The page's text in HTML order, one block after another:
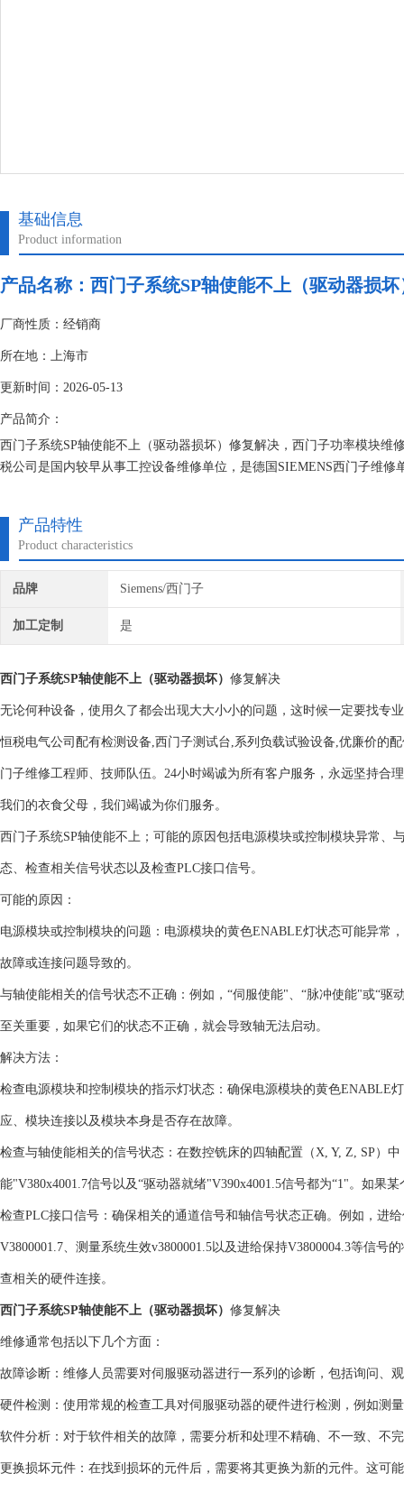
基础信息
Product information
产品名称： 西门子系统SP轴使能不上（驱动器损坏
厂商性质：经销商
所在地：上海市
更新时间：2026-05-13
产品简介：
西门子系统SP轴使能不上（驱动器损坏）修复解决，西门子功率模块
税公司是国内较早从事工控设备维修单位，是德国SIEMENS西门子维
产品特性
Product characteristics
品牌 Siemens/西门子
加工定制 是
西门子系统SP轴使能不上（驱动器损坏） 修复解决
无论何种设备，使用久了都会出现大大小小的问题，这时候一定要找专
恒税电气公司配有检测设备,西门子测试台,系列负载试验设备,优廉价的
门子维修工程师、技师队伍。24小时竭诚为所有客户服务，永远坚持
我们的衣食父母，我们竭诚为你们服务。
西门子系统SP轴使能不上；可能的原因包括电源模块或控制模块异常
态、检查相关信号状态以及检查PLC接口信号。
可能的原因：
电源模块或控制模块的问题：电源模块的黄色ENABLE灯状态可能异常
故障或连接问题导致的。
与轴使能相关的信号状态不正确：例如，“伺服使能"、“脉冲使能"或“
至关重要，如果它们的状态不正确，就会导致轴无法启动。
解决方法：
检查电源模块和控制模块的指示灯状态：确保电源模块的黄色ENABLE
应、模块连接以及模块本身是否存在故障。
检查与轴使能相关的信号状态：在数控铣床的四轴配置（X, Y, Z, SP）
能"V380x4001.7信号以及“驱动器就绪"V390x4001.5信号都为“1"。如果
检查PLC接口信号：确保相关的通道信号和轴信号状态正确。例如，进
V3800001.7、测量系统生效v3800001.5以及进给保持V3800004.3等信
查相关的硬件连接。
西门子系统SP轴使能不上（驱动器损坏） 修复解决
维修通常包括以下几个方面：
故障诊断：维修人员需要对伺服驱动器进行一系列的诊断，包括询问、
硬件检测：使用常规的检查工具对伺服驱动器的硬件进行检测，例如测
软件分析：对于软件相关的故障，需要分析和处理不精确、不一致、不
更换损坏元件：在找到损坏的元件后，需要将其更换为新的元件。这可